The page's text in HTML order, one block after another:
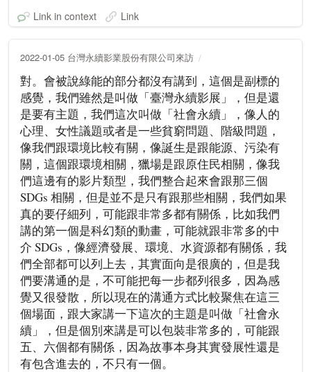
Link in context Link
2022-01-05 台灣永續影業股份有限公司來訪
對。會被說綠能的部分都沒有講到，這個是副標的
感覺，我們雖然是叫做「臺灣永續影展」，但是還
是要有主題，我們這次叫做「社會永續」，像人的
心理、女性議題或者是一些貧窮問題、階級問題，
像我們跟環境比較有關，像誕生是跟能源、污染有
關，這個跟環境相關，獵場是跟原住民相關，像我
們這邊有的影片類型，我們整合起來會跟那三個
SDGs 相關，但是並不是只有跟那些相關，我們如果
真的要仔細列，可能跟非常多都有關係，比如我們
講的第一個是科幻類的動畫，可能就跟非常多的中
介 SDGs，像經濟發展、環境、水資源都有關係，我
們全部都可以列上去，其實面向是很廣的，但是我
們要溝通的是，不可能把每一步都列很多，因為感
覺又很發散，所以現在的溝通方式比較聚焦在這三
個場面，跟大家講一下這次的主題是叫做「社會永
續」，但是個別來講是可以包裝非常多的，可能跟
五、六個都有關係，因為故事本身其實發展性還是
有包含進去的，不只有一個。